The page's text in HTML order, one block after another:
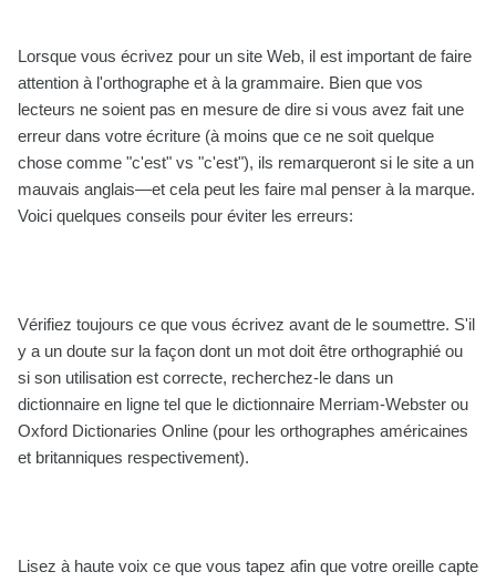
Lorsque vous écrivez pour un site Web, il est important de faire
attention à l'orthographe et à la grammaire. Bien que vos
lecteurs ne soient pas en mesure de dire si vous avez fait une
erreur dans votre écriture (à moins que ce ne soit quelque
chose comme "c'est" vs "c'est"), ils remarqueront si le site a un
mauvais anglais—et cela peut les faire mal penser à la marque.
Voici quelques conseils pour éviter les erreurs:
Vérifiez toujours ce que vous écrivez avant de le soumettre. S'il
y a un doute sur la façon dont un mot doit être orthographié ou
si son utilisation est correcte, recherchez-le dans un
dictionnaire en ligne tel que le dictionnaire Merriam-Webster ou
Oxford Dictionaries Online (pour les orthographes américaines
et britanniques respectivement).
Lisez à haute voix ce que vous tapez afin que votre oreille capte